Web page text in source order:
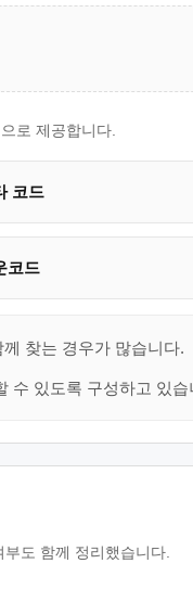
로 제공합니다.
코드
코드
찾는 경우가 많습니다.
수 있도록 구성하고 있습
도 함께 정리했습니다.